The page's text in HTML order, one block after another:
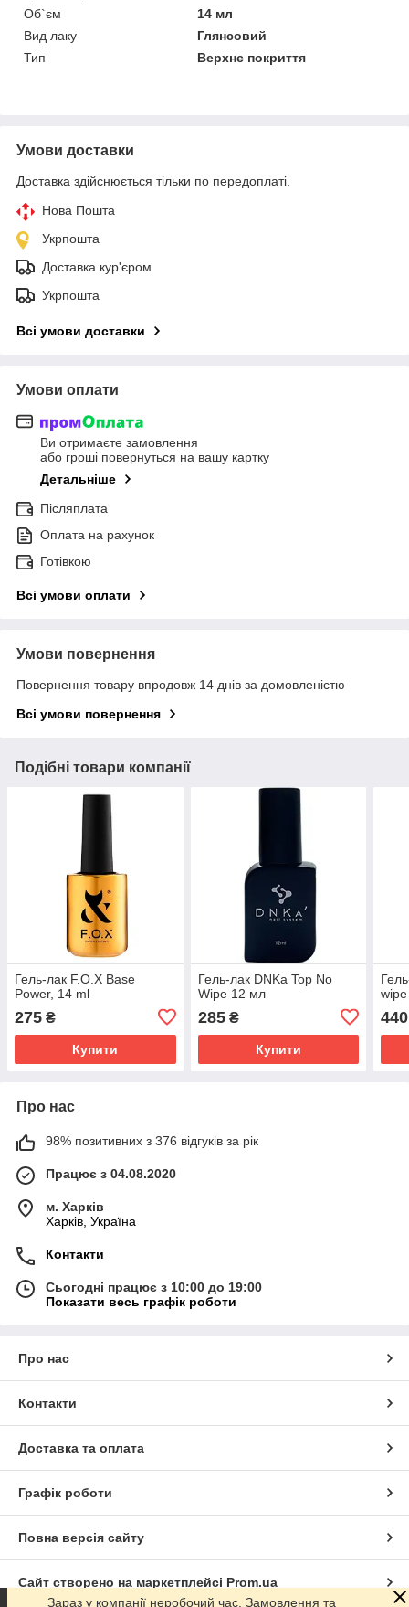
Об`єм
14 мл
Вид лаку
Глянсовий
Тип
Верхнє покриття
Умови доставки
Доставка здійснюється тільки по передоплаті.
Нова Пошта
Укрпошта
Доставка кур'єром
Укрпошта
Всі умови доставки
Умови оплати
Ви отримаєте замовлення
або гроші повернуться на вашу картку
Детальніше
Післяплата
Оплата на рахунок
Готівкою
Всі умови оплати
Умови повернення
Повернення товару впродовж 14 днів за домовленістю
Всі умови повернення
Подібні товари компанії
Гель-лак F.O.X Base
Power, 14 ml
275 ₴
Купити
Гель-лак DNKa Top No
Wipe 12 мл
285₴
Купити
440
Про нас
98% позитивних з 376 відгуків за рік
Працює з 04.08.2020
м. Харків
Харків, Україна
Контакти
Сьогодні працює з 10:00 до 19:00
Показати весь графік роботи
Про нас
Контакти
Доставка та оплата
Графік роботи
Повна версія сайту
Сайт створено на маркетплейсі Prom.ua
Зараз у компанії неробочий час. Замовлення та